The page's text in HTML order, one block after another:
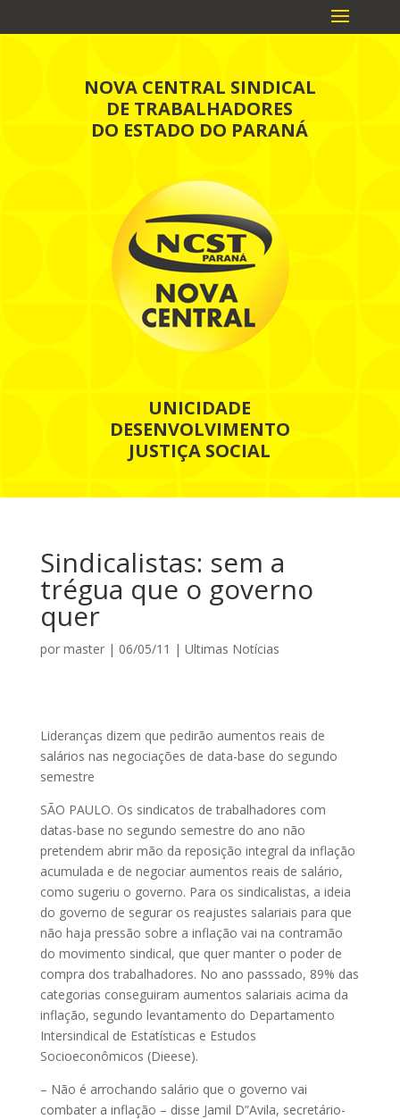
NOVA CENTRAL SINDICAL
DE TRABALHADORES
DO ESTADO DO PARANÁ
UNICIDADE
DESENVOLVIMENTO
JUSTIÇA SOCIAL
Sindicalistas: sem a
trégua que o governo
quer
por master| 06/05/11 | Ultimas Notícias
Lideranças dizem que pedirão aumentos reais de
salários nas negociações de data-base do segundo
semestre
SÃO PAULO. Os sindicatos de trabalhadores com
datas-base no segundo semestre do ano não
pretendem abrir mão da reposição integral da inflação
acumulada e de negociar aumentos reais de salário,
como sugeriu o governo. Para os sindicalistas, a ideia
do governo de segurar os reajustes salariais para que
não haja pressão sobre a inflação vai na contramão
do movimento sindical, que quer manter o poder de
compra dos trabalhadores. No ano passsado, 89% das
categorias conseguiram aumentos salariais acima da
inflação, segundo levantamento do Departamento
Intersindical de Estatísticas e Estudos
Socioeconômicos (Dieese).
– Não é arrochando salário que o governo vai
combater a inflação – disse Jamil D”Avila, secretário-